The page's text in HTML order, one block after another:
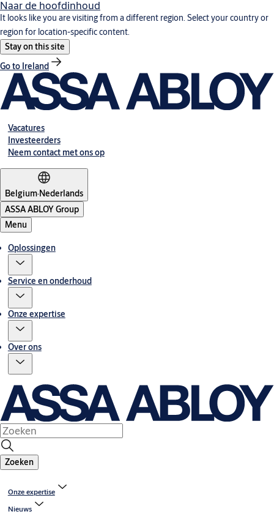
Naar de hoofdinhoud
It looks like you are visiting from a different region. Select your country or
region for location-specific content.
Stay on this site
Go to Ireland
Vacatures
Investeerders
Neem contact met ons op
Belgium·Nederlands
ASSA ABLOY Group
Menu
Oplossingen
Service en onderhoud
Onze expertise
Over ons
Zoeken
Onze expertise
Nieuws